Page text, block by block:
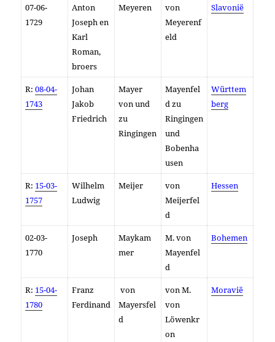
07-06-
1729
Anton
Joseph en
Karl
Roman,
broers
Meyeren
von
Meyerenf
eld
Slavonië
R:08-04-
1743
Johan
Jakob
Friedrich
Mayer
von und
zu
Ringingen
Mayenfel
d zu
Ringingen
und
Bobenha
usen
Württem
berg
R: 15-03-
1757
Wilhelm
Ludwig
Meijer
von
Meijerfel
d
Hessen
02-03-
1770
Joseph
Maykam
mer
M. von
Mayenfel
d
Bohemen
R: 15-04-
1780
Franz
Ferdinand
von
Mayersfel
d
von M.
von
Löwenkr
on
Moravië